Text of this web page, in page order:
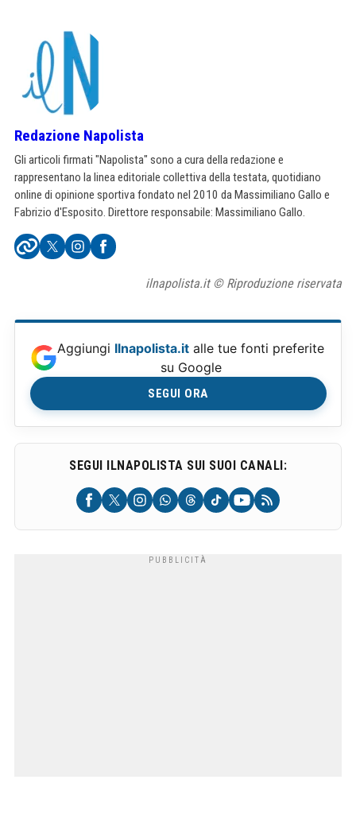
Redazione Napolista
Gli articoli firmati "Napolista" sono a cura della redazione e
rappresentano la linea editoriale collettiva della testata, quotidiano
online di opinione sportiva fondato nel 2010 da Massimiliano Gallo e
Fabrizio d'Esposito. Direttore responsabile: Massimiliano Gallo.
ilnapolista.it © Riproduzione riservata
Aggiungi Ilnapolista.it alle tue fonti preferite
su Google
SEGUI ORA
SEGUI ILNAPOLISTA SUI SUOI CANALI: